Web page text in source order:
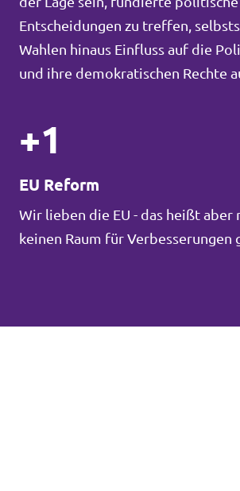
Entscheidungen zu treffen,
Wahlen hinaus Einfluss auf die
und ihre demokratischen Rechte
+1
EU Reform
Wir lieben die EU - das heißt aber
keinen Raum für Verbesserungen